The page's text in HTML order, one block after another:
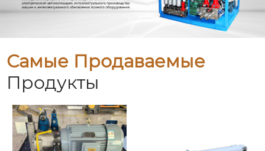
Самые Продаваемые
Продукты